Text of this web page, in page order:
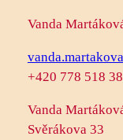
Vanda
+420 778 518
Vanda
Svěrákova 33